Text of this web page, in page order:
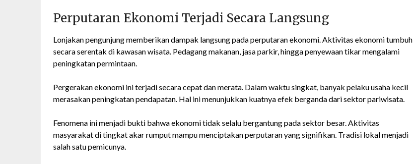
Perputaran Ekonomi Terjadi Secara Langsung
Lonjakan pengunjung memberikan dampak langsung pada perputaran ekonomi. Aktivitas ekonomi tumbuh
secara serentak di kawasan wisata. Pedagang makanan, jasa parkir, hingga penyewaan tikar mengalami
peningkatan permintaan.
Pergerakan ekonomi ini terjadi secara cepat dan merata. Dalam waktu singkat, banyak pelaku usaha kecil
merasakan peningkatan pendapatan. Hal ini menunjukkan kuatnya efek berganda dari sektor pariwisata.
Fenomena ini menjadi bukti bahwa ekonomi tidak selalu bergantung pada sektor besar. Aktivitas
masyarakat di tingkat akar rumput mampu menciptakan perputaran yang signifikan. Tradisi lokal menjadi
salah satu pemicunya.